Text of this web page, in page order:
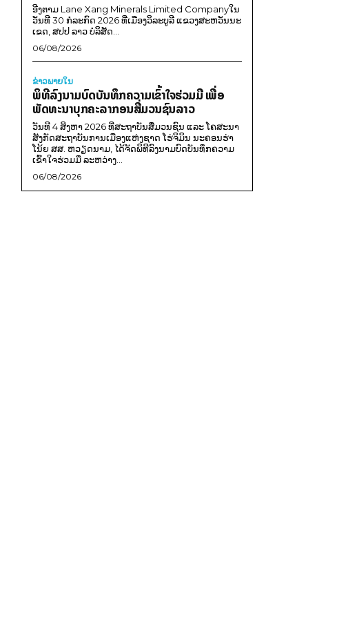
ອີງຕາມ Lane Xang Minerals Limited Companyໃນ
ວັນທີ 30 ກໍລະກົດ 2026 ທີ່ເມືອງວິລະບູລີ ແຂວງສະຫວັນນະ
ເຂດ, ສປປ ລາວ ບໍລິສັດ...
06/08/2026
ຂ່າວພາຍ​ໃນ
ພິທີລົງນາມບົດບັນທຶກຄວາມເຂົ້າໃຈຮ່ວມມື ເພື່ອ
ພັດທະນາບຸກຄະລາກອນສື່ມວນຊົນລາວ
ວັນທີ 4 ສິງຫາ 2026 ທີ່ສະຖາບັນສື່ມວນຊົນ ແລະ ໂຄສະນາ
ສັງກັດສະຖາບັນການເມືອງແຫ່ງຊາດ ໂຮ່ຈິມິນ ນະຄອນຮ່າ
ໂນ້ຍ ສສ. ຫວຽດນາມ, ໄດ້ຈັດພິທີລົງນາມບົດບັນທຶກຄວາມ
ເຂົ້າໃຈຮ່ວມມື ລະຫວ່າງ...
06/08/2026